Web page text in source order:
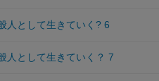
人として生きていく? 6
人として生きていく？ 7